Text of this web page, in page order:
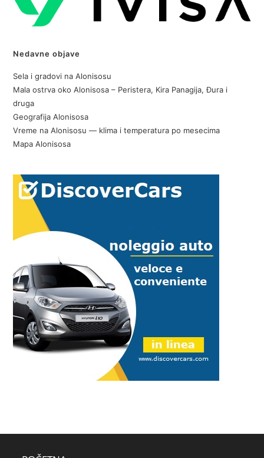
Nedavne objave
Sela i gradovi na Alonisosu
Mala ostrva oko Alonisosa – Peristera, Kira Panagija, Đura i
druga
Geografija Alonisosa
Vreme na Alonisosu — klima i temperatura po mesecima
Mapa Alonisosa